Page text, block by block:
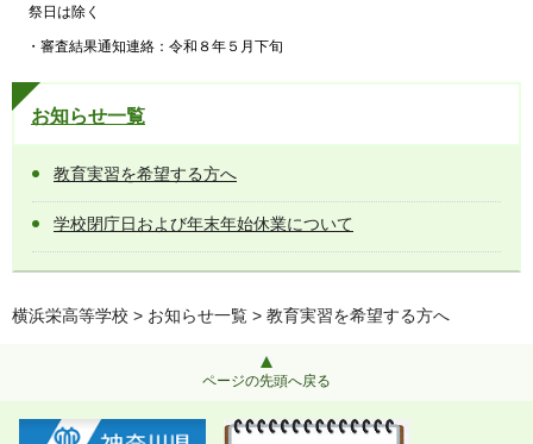
祭日は除く
・審査結果通知連絡：令和８年５月下旬
お知らせ一覧
教育実習を希望する方へ
学校閉庁日および年末年始休業について
横浜栄高等学校 > お知らせ一覧 > 教育実習を希望する方へ
ページの先頭へ戻る